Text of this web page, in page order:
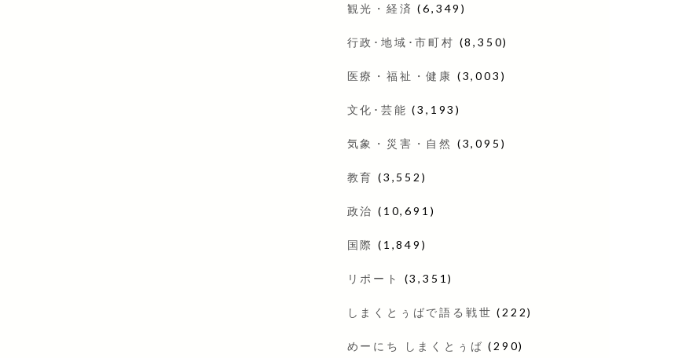
観光・経済 (6,349)
行政･地域･市町村 (8,350)
医療・福祉・健康 (3,003)
文化･芸能 (3,193)
気象・災害・自然 (3,095)
教育 (3,552)
政治 (10,691)
国際 (1,849)
リポート (3,351)
しまくとぅばで語る戦世 (222)
めーにち しまくとぅば (290)